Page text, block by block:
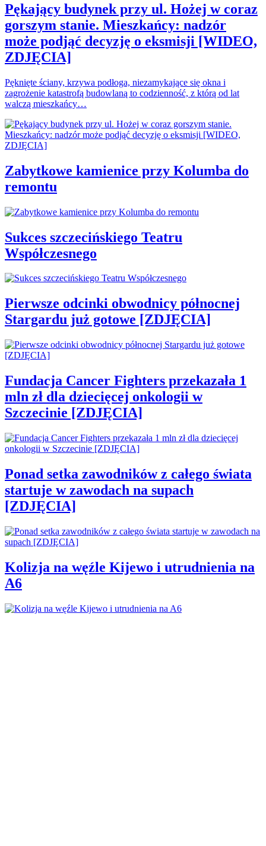
Pękający budynek przy ul. Hożej w coraz
gorszym stanie. Mieszkańcy: nadzór
może podjąć decyzję o eksmisji [WIDEO,
ZDJĘCIA]
Pęknięte ściany, krzywa podłoga, niezamykające się okna i
zagrożenie katastrofą budowlaną to codzienność, z którą od lat
walczą mieszkańcy…
Zabytkowe kamienice przy Kolumba do
remontu
Sukces szczecińskiego Teatru
Współczesnego
Pierwsze odcinki obwodnicy północnej
Stargardu już gotowe [ZDJĘCIA]
Fundacja Cancer Fighters przekazała 1
mln zł dla dziecięcej onkologii w
Szczecinie [ZDJĘCIA]
Ponad setka zawodników z całego świata
startuje w zawodach na supach
[ZDJĘCIA]
Kolizja na węźle Kijewo i utrudnienia na
A6